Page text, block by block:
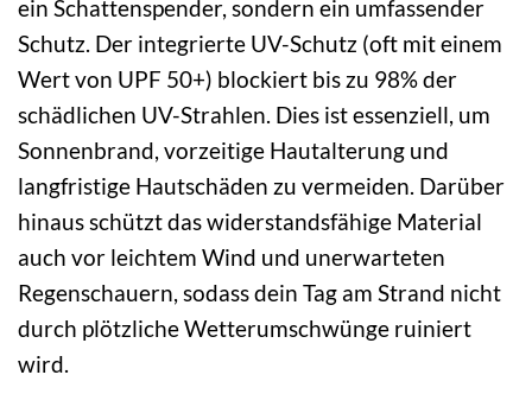
ein Schattenspender, sondern ein umfassender
Schutz. Der integrierte UV-Schutz (oft mit einem
Wert von UPF 50+) blockiert bis zu 98% der
schädlichen UV-Strahlen. Dies ist essenziell, um
Sonnenbrand, vorzeitige Hautalterung und
langfristige Hautschäden zu vermeiden. Darüber
hinaus schützt das widerstandsfähige Material
auch vor leichtem Wind und unerwarteten
Regenschauern, sodass dein Tag am Strand nicht
durch plötzliche Wetterumschwünge ruiniert
wird.